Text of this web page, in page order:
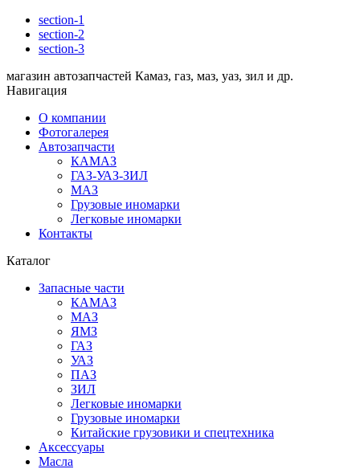
section-1
section-2
section-3
магазин автозапчастей Камаз, газ, маз, уаз, зил и др.
Навигация
О компании
Фотогалерея
Автозапчасти
КАМАЗ
ГАЗ-УАЗ-ЗИЛ
МАЗ
Грузовые иномарки
Легковые иномарки
Контакты
Каталог
Запасные части
КАМАЗ
МАЗ
ЯМЗ
ГАЗ
УАЗ
ПАЗ
ЗИЛ
Легковые иномарки
Грузовые иномарки
Китайские грузовики и спецтехника
Аксессуары
Масла